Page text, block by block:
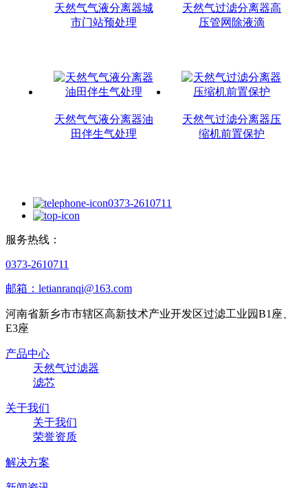
天然气气液分离器城
市门站预处理
天然气过滤分离器高
压管网除液滴
天然气气液分离器油
田伴生气处理
天然气过滤分离器压
缩机前置保护
0373-2610711
服务热线：
0373-2610711
邮箱：letianranqi@163.com
河南省新乡市市辖区高新技术产业开发区过滤工业园B1座、
E3座
产品中心
天然气过滤器
滤芯
关于我们
关于我们
荣誉资质
解决方案